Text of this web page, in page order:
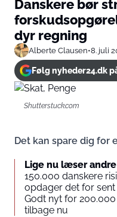
Danskere bør
dyr regning
Alberte Clausen•8. juli
Følg nyheder24.dk
Shutterstuck.com
Det kan spare dig for
Lige nu læser andre
150.000 danskere
opdager det for sent
Godt nyt for
tilbage nu